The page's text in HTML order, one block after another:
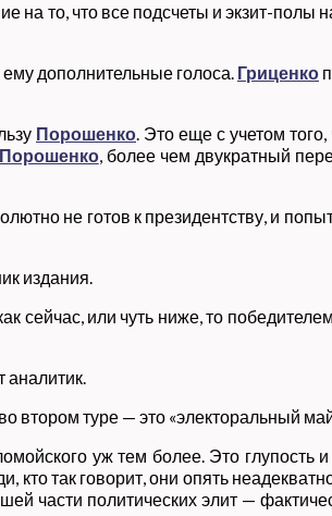
то, что все подсчеты и экзит-полы
дополнительные голоса. Гриценко
Порошенко. Это еще с учетом
Порошенко, более чем двукратный
не готов к президентству, и
издания.
сейчас, или чуть ниже, то
аналитик.
втором туре — это «электоральный
уж тем более. Это глупость
кто так говорит, они опять
части политических элит —